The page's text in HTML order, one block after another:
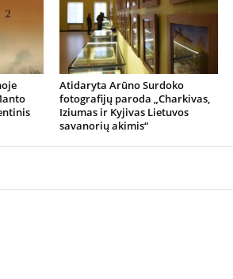
Atidaryta Arūno Surdoko
fotografijų paroda „Charkivas,
Iziumas ir Kyjivas Lietuvos
savanorių akimis“